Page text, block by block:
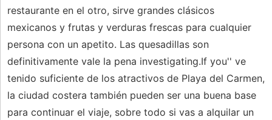
restaurante en el otro, sirve grandes clásicos
mexicanos y frutas y verduras frescas para cualquier
persona con un apetito. Las quesadillas son
definitivamente vale la pena investigating.If you'' ve
tenido suficiente de los atractivos de Playa del Carmen,
la ciudad costera también pueden ser una buena base
para continuar el viaje, sobre todo si vas a alquilar un